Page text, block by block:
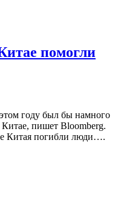
помогли
году был бы намного
пишет Bloomberg.
Китая погибли люди….